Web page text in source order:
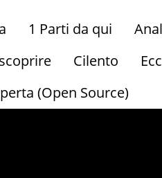
1 Parti da qui
Cilento
(Open Source)